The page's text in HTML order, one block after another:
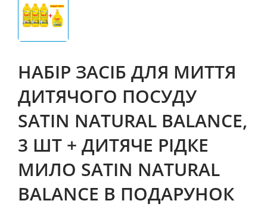
НАБІР ЗАСІБ ДЛЯ МИТТЯ
ДИТЯЧОГО ПОСУДУ
SATIN NATURAL BALANCE,
3 ШТ + ДИТЯЧЕ РІДКЕ
МИЛО SATIN NATURAL
BALANCE В ПОДАРУНОК